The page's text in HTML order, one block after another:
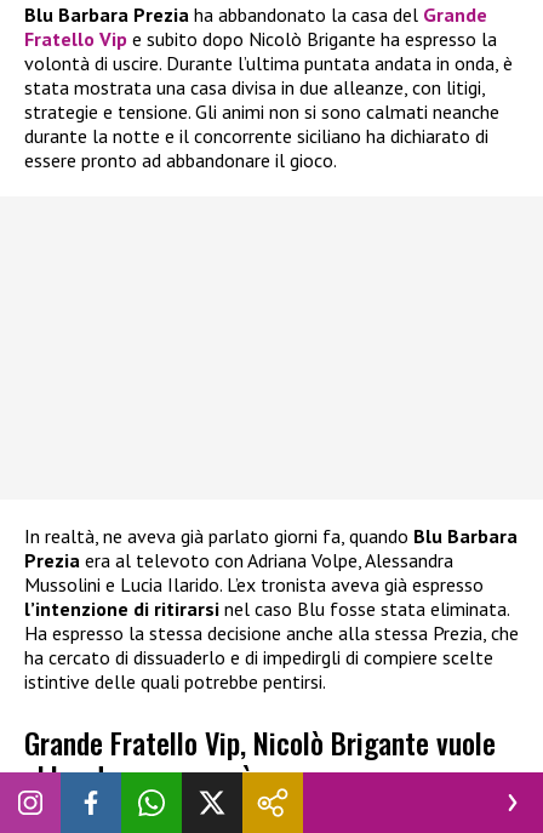
Blu Barbara Prezia ha abbandonato la casa del Grande
Fratello Vip e subito dopo Nicolò Brigante ha espresso la
volontà di uscire. Durante l’ultima puntata andata in onda, è
stata mostrata una casa divisa in due alleanze, con litigi,
strategie e tensione. Gli animi non si sono calmati neanche
durante la notte e il concorrente siciliano ha dichiarato di
essere pronto ad abbandonare il gioco.
In realtà, ne aveva già parlato giorni fa, quando Blu Barbara
Prezia era al televoto con Adriana Volpe, Alessandra
Mussolini e Lucia Ilarido. L’ex tronista aveva già espresso
l’intenzione di ritirarsi nel caso Blu fosse stata eliminata.
Ha espresso la stessa decisione anche alla stessa Prezia, che
ha cercato di dissuaderlo e di impedirgli di compiere scelte
istintive delle quali potrebbe pentirsi.
Grande Fratello Vip, Nicolò Brigante vuole
abbandonare: cosa è successo